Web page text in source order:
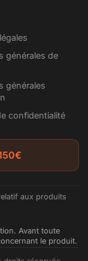
générales de
générales
confidentialité
aux produits
Avant toute
le produit.